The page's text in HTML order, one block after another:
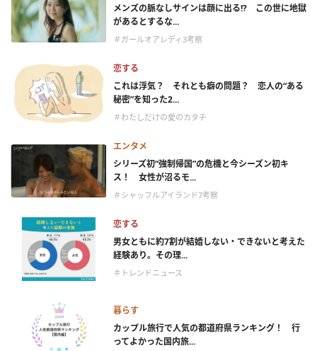
メンズの脈なしサインは顔に出る!? この世に地獄
があるとするな...
＃ガールオアレディ3考察
恋する
これは浮気？ それとも癖の問題？ 恋人の“ある
秘密”を知った2...
＃わたしだけの愛のカタチ
エンタメ
シリーズ初“強制帰国”の危機と今シーズン初キ
ス！ 女性が沼るモ...
＃シャッフルアイランド7考察
恋する
男女ともに約7割が結婚しない・できないと考えた
経験あり。その理...
＃トレンドニュース
暮らす
カップル旅行で人気の都道府県ランキング！ 行
ってよかった国内旅...